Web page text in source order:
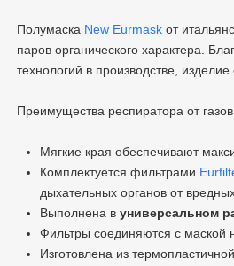
Полумаска New Eurmask от
паров органического характера.
технологий в производстве,
Преимущества респиратора от
Мягкие края обеспечивают
Комплектуется фильтрами
дыхательных органов от
Выполнена в универсальном
Фильтры соединяются с маской
Изготовлена из